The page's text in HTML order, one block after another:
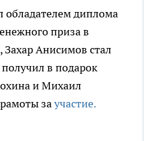
обладателем диплома
приза в
Захар Анисимов стал
в подарок
и Михаил
заучастие.